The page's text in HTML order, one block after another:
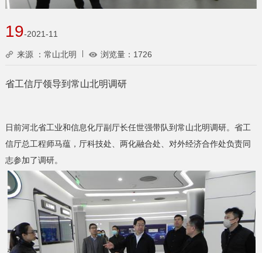
19-2021-11
来源 ：常山北明 浏览量： 1726
省工信厅领导到常山北明调研
日前河北省工业和信息化厅副厅长任世强带队到常山北明调研。省工
信厅总工程师马蕴，厅科技处、两化融合处、对外经济合作处负责同
志参加了调研。